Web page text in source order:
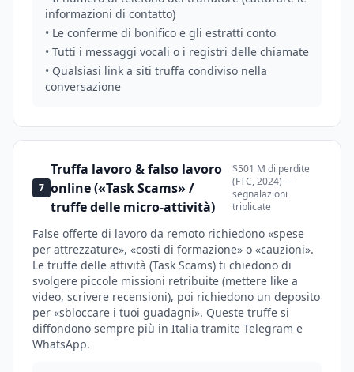
informazioni di contatto)
• Le conferme di bonifico e gli estratti conto
• Tutti i messaggi vocali o i registri delle chiamate
• Qualsiasi link a siti truffa condiviso nella
conversazione
7
Truffa lavoro & falso lavoro
online («Task Scams» /
truffe delle micro-attività)
$501 M di perdite
(FTC, 2024) —
segnalazioni
triplicate
False offerte di lavoro da remoto richiedono «spese
per attrezzature», «costi di formazione» o «cauzioni».
Le truffe delle attività (Task Scams) ti chiedono di
svolgere piccole missioni retribuite (mettere like a
video, scrivere recensioni), poi richiedono un deposito
per «sbloccare i tuoi guadagni». Queste truffe si
diffondono sempre più in Italia tramite Telegram e
WhatsApp.